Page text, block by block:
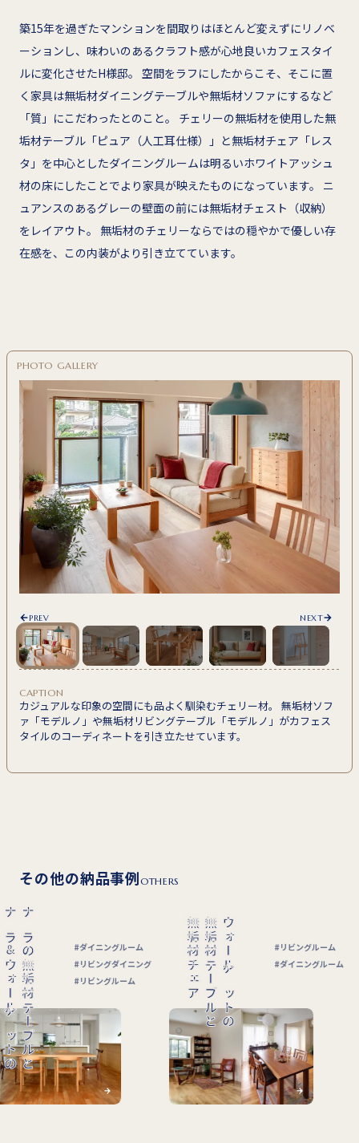
築15年を過ぎたマンションを間取りはほとんど変えずにリノベ
ーションし、味わいのあるクラフト感が心地良いカフェスタイ
ルに変化させたH様邸。 空間をラフにしたからこそ、そこに置
く家具は無垢材ダイニングテーブルや無垢材ソファにするなど
「質」にこだわったとのこと。 チェリーの無垢材を使用した無
垢材テーブル「ピュア（人工耳仕様）」と無垢材チェア「レス
タ」を中心としたダイニングルームは明るいホワイトアッシュ
材の床にしたことでより家具が映えたものになっています。 ニ
ュアンスのあるグレーの壁面の前には無垢材チェスト（収納）
をレイアウト。 無垢材のチェリーならではの穏やかで優しい存
在感を、この内装がより引き立てています。
CAPTION
カジュアルな印象の空間にも品よく馴染むチェリー材。 無垢材ソフ
ァ「モデルノ」や無垢材リビングテーブル「モデルノ」がカフェス
タイルのコーディネートを引き立たせています。
PREV NEXT
その他の納品事例OTHERS
ウォールナットの
リビングルーム
ダイニングルーム
ナラの
無垢材ラウンドテーブルと
無垢材チェア
キッチン
ダイニン